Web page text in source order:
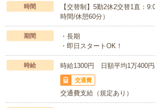
時間
【交替制】5勤2休2交替1直：
時間/休憩60分）
期間
・長期
・即日スタートOK！
時給 時給1300円 日額平均1万400円
交通費
交通費支給（規定あり）